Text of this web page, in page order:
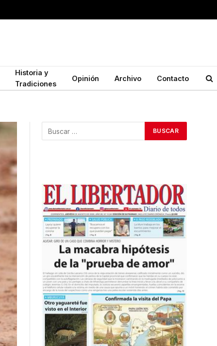
Historia y
Tradiciones
Opinión Archivo Contacto